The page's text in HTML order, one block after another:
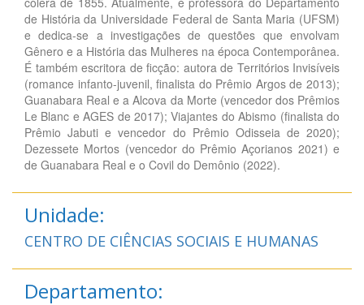
de História da Universidade Federal de Santa Maria (UFSM)
e dedica-se a investigações de questões que envolvam
Gênero e a História das Mulheres na época Contemporânea.
É também escritora de ficção: autora de Territórios Invisíveis
(romance infanto-juvenil, finalista do Prêmio Argos de 2013);
Guanabara Real e a Alcova da Morte (vencedor dos Prêmios
Le Blanc e AGES de 2017); Viajantes do Abismo (finalista do
Prêmio Jabuti e vencedor do Prêmio Odisseia de 2020);
Dezessete Mortos (vencedor do Prêmio Açorianos 2021) e
de Guanabara Real e o Covil do Demônio (2022).
Unidade:
CENTRO DE CIÊNCIAS SOCIAIS E HUMANAS
Departamento: